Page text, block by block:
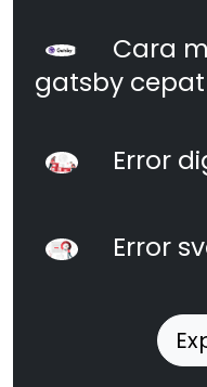
Cara
gatsby
Error
Error